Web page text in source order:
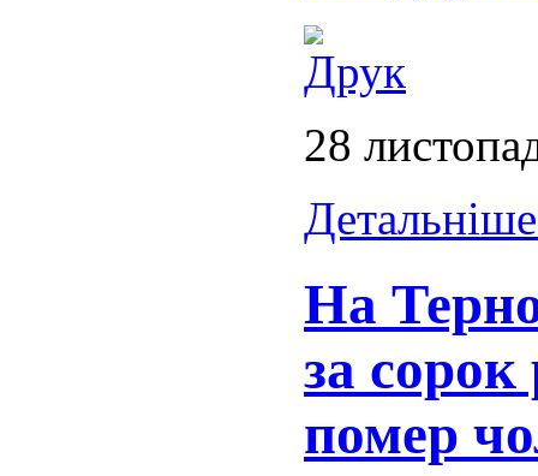
28
На
за сорок
помер